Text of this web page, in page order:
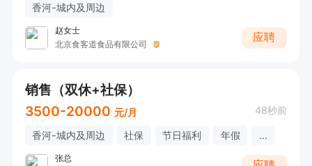
香河-城内及周边
赵女士
北京食客道食品有限公司
应聘
销售（双休+社保）
3500-20000 元/月 48秒前
香河-城内及周边 社保 节日福利 年假 ...
张总